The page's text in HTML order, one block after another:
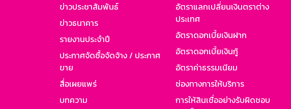
ข่าวประชาสัมพันธ์
ข่าวธนาคาร
รายงานประจำปี
ประกาศจัดซื้อจัดจ้าง / ประกาศ
ขาย
สื่อเผยแพร่
บทความ
อัตราแลกเปลี่ยนเงินตราต่าง
ประเทศ
อัตราดอกเบี้ยเงินฝาก
อัตราดอกเบี้ยเงินกู้
อัตราค่าธรรมเนียม
ช่องทางการให้บริการ
การให้สินเชื่ออย่างรับผิดชอบ